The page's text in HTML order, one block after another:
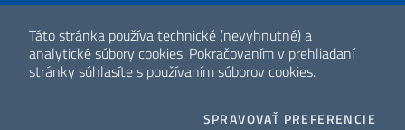
Táto stránka používa technické (nevyhnutné) a
analytické súbory cookies. Pokračovaním v prehliadaní
stránky súhlasíte s používaním súborov cookies.
SPRAVOVAŤ PREFERENCIE
Užitočné odkazy
Note legaliPrivacy e cookie policyDichiarazione di accessibilità
2026 Copyright Ministerstvo zahraničných vecí a medzinárodnej